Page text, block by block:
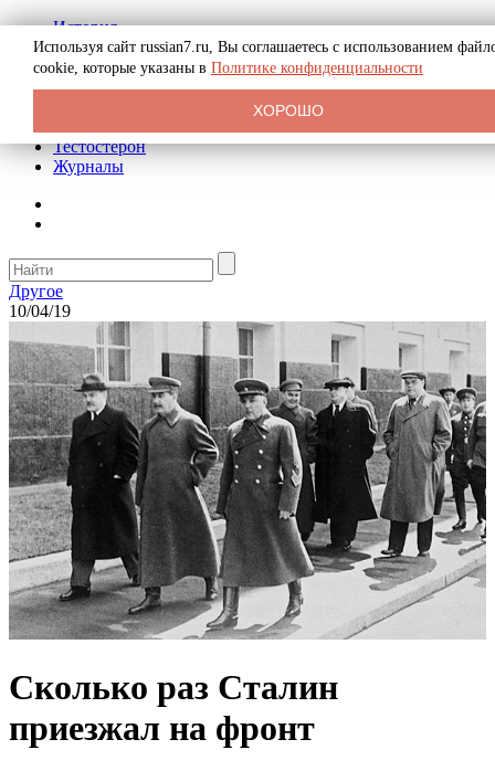
История
Биография
Криминал
Реклама на сайте
Тестостерон
Журналы
Другое
10/04/19
Сколько раз Сталин
приезжал на фронт
Используя сайт russian7.ru, Вы соглашаетесь с использованием
cookie, которые указаны в Политике конфиденциальности
ХОРОШО